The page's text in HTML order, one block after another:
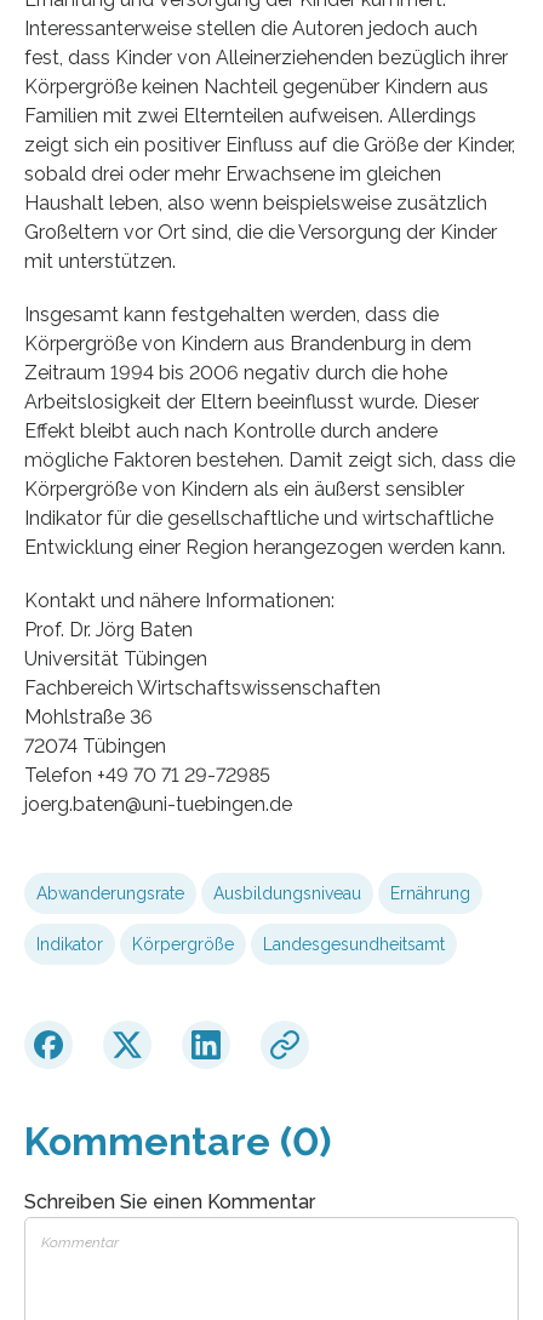
Interessanterweise stellen die Autoren jedoch auch
fest, dass Kinder von Alleinerziehenden bezüglich ihrer
Körpergröße keinen Nachteil gegenüber Kindern aus
Familien mit zwei Elternteilen aufweisen. Allerdings
zeigt sich ein positiver Einfluss auf die Größe der Kinder,
sobald drei oder mehr Erwachsene im gleichen
Haushalt leben, also wenn beispielsweise zusätzlich
Großeltern vor Ort sind, die die Versorgung der Kinder
mit unterstützen.
Insgesamt kann festgehalten werden, dass die
Körpergröße von Kindern aus Brandenburg in dem
Zeitraum 1994 bis 2006 negativ durch die hohe
Arbeitslosigkeit der Eltern beeinflusst wurde. Dieser
Effekt bleibt auch nach Kontrolle durch andere
mögliche Faktoren bestehen. Damit zeigt sich, dass die
Körpergröße von Kindern als ein äußerst sensibler
Indikator für die gesellschaftliche und wirtschaftliche
Entwicklung einer Region herangezogen werden kann.
Kontakt und nähere Informationen:
Prof. Dr. Jörg Baten
Universität Tübingen
Fachbereich Wirtschaftswissenschaften
Mohlstraße 36
72074 Tübingen
Telefon +49 70 71 29-72985
joerg.baten@uni-tuebingen.de
Abwanderungsrate Ausbildungsniveau Ernährung
Indikator Körpergröße Landesgesundheitsamt
Kommentare (0)
Schreiben Sie einen Kommentar